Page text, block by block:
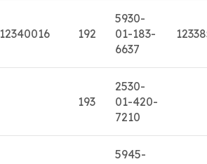
12340016 192
5930-
01-183-
6637
193
2530-
01-420-
7210
5945-